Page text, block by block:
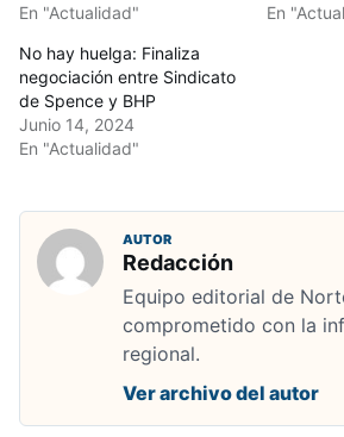
En "Actualidad"
En
No hay huelga: Finaliza
negociación entre Sindicato
de Spence y BHP
Junio 14, 2024
En "Actualidad"
AUTOR
Redacción
Equipo editorial de
comprometido con la
regional.
Ver archivo del autor